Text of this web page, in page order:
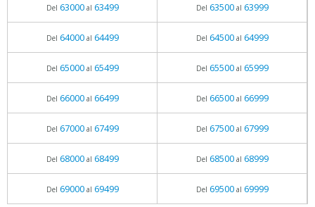
Del 63000al 63499 Del 63500al 63999
Del 64000al 64499 Del 64500al 64999
Del 65000al 65499 Del 65500al 65999
Del 66000al 66499 Del 66500al 66999
Del 67000al 67499 Del 67500al 67999
Del 68000al 68499 Del 68500al 68999
Del 69000al 69499 Del 69500al 69999